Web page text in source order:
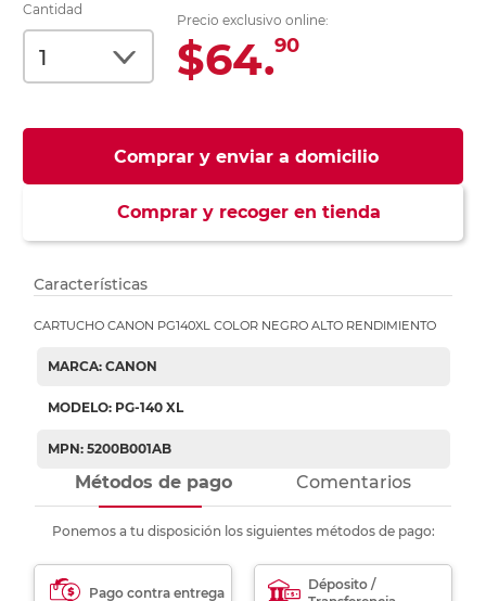
Cantidad
Precio exclusivo online:
$64.90
Comprar y enviar a domicilio
Comprar y recoger en tienda
Características
CARTUCHO CANON PG140XL COLOR NEGRO ALTO RENDIMIENTO
MARCA: CANON
MODELO: PG-140 XL
MPN: 5200B001AB
Métodos de pago Comentarios
Ponemos a tu disposición los siguientes métodos de pago:
Pago contra entrega
Déposito /